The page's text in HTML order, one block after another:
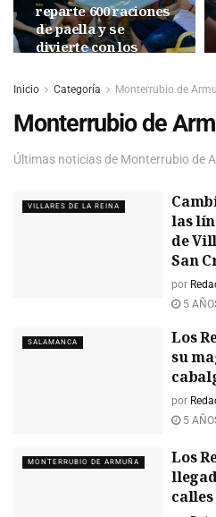
reparte 600 raciones
de paella y se
divierte con los
‘chocholimpiadas’
Inicio Categoría Monterrubio de
Monterrubio de
Últimas noticias de Monterrubio de
VILLARES DE LA REINA
las
de
San
por
5
SALAMANCA
Los
su
por
5
MONTERRUBIO DE ARMUÑA
Los